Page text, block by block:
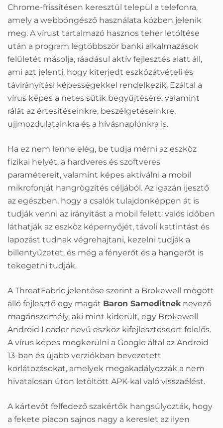
Chrome-frissítésen keresztül települ a telefonra,
amely a webböngésző használata közben jelenik
meg. A vírust tartalmazó hasznos teher letöltése
után a program legtöbbször banki alkalmazások
felületét másolja, ráadásul aktív fejlesztés alatt áll,
ami azt jelenti, hogy kiterjedt eszközátvételi és
távirányítási képességekkel rendelkezik. Ezáltal a
vírus képes a netes sütik begyűjtésére, valamint
rálát az értesítéseinkre, beszélgetéseinkre,
ujjmozdulatainkra és a hívásnaplónkra is.
Ha ez nem lenne elég, be tudja mérni az eszköz
fizikai helyét, a hardveres és szoftveres
paramétereit, valamint képes aktiválni a mobil
mikrofonját hangrögzítés céljából. Az igazán ijesztő
az egészben, hogy a csalók tulajdonképpen át is
tudják venni az irányítást a mobil felett: valós időben
láthatják az eszköz képernyőjét, távoli kattintást és
lapozást tudnak végrehajtani, kezelni tudják a
billentyűzetet, és még a fényerőt és a hangerőt is
tekegetni tudják.
A ThreatFabric jelentése szerint a Brokewell mögött
álló fejlesztő egy magát Baron Sameditnek nevező
magánszemély, aki mint kiderült, egy Brokewell
Android Loader nevű eszköz kifejlesztéséért felelős.
A vírus képes megkerülni a Google által az Android
13-ban és újabb verziókban bevezetett
korlátozásokat, amelyek megakadályozzák a nem
hivatalosan úton letöltött APK-kal való visszaélést.
A kártevőt felfedező szakértők hangsúlyozták, hogy
a fekete piacon sajnos nagy a kereslet az ilyen